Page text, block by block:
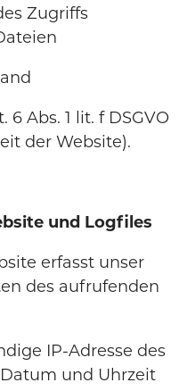
Zugriffs
6 Abs. 1 lit. f DSGVO
der Website).
und Logfiles
erfasst unser
des aufrufenden
IP-Adresse des
und Uhrzeit